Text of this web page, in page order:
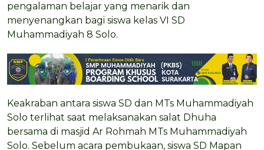
pengalaman belajar yang menarik dan
menyenangkan bagi siswa kelas VI SD
Muhammadiyah 8 Solo.
Keakraban antara siswa SD dan MTs Muhammadiyah
Solo terlihat saat melaksanakan salat Dhuha
bersama di masjid Ar Rohmah MTs Muhammadiyah
Solo. Sebelum acara pembukaan, siswa SD Mapan